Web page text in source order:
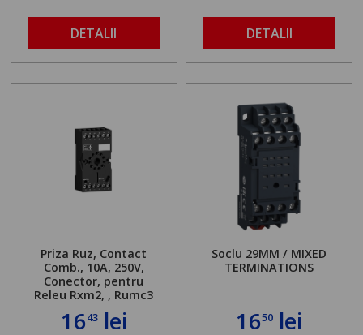
DETALII DETALII
Priza Ruz, Contact
Comb., 10A, 250V,
Conector, pentru
Releu Rxm2, , Rumc3
1643lei
Soclu 29MM / MIXED
TERMINATIONS
1650 lei